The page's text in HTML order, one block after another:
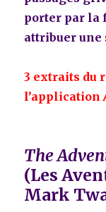
porter par la
attribuer
3 extraits du
l’application
The
(Les
Mark